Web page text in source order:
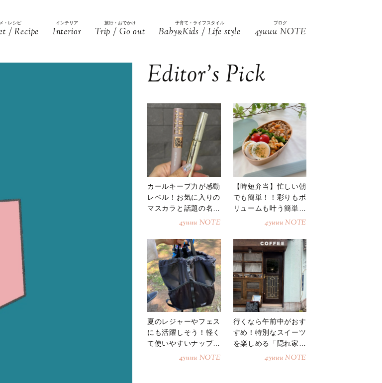
・レシピ
/ Recipe
インテリア
Interior
旅行・おでかけ
Trip / Go out
子育て・ライフスタイル
Baby&Kids / Life style
ブログ
4yuuu NOTE
Editor’s Pick
カールキープ力が感動
レベル！お気に入りの
マスカラと話題の名品
4yuuu NOTE
【時短弁当】忙しい朝
でも簡単！！彩りもボ
リュームも叶う簡単そ
4yuuu NOTE
夏のレジャーやフェス
にも活躍しそう！軽く
て使いやすいナップサ
4yuuu NOTE
行くなら午前中がおす
すめ！特別なスイーツ
を楽しめる「隠れ家カ
4yuuu NOTE